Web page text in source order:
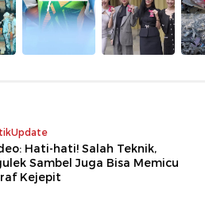
Hati-hati! Salah Teknik,
Sambel Juga Bisa Memicu
Kejepit